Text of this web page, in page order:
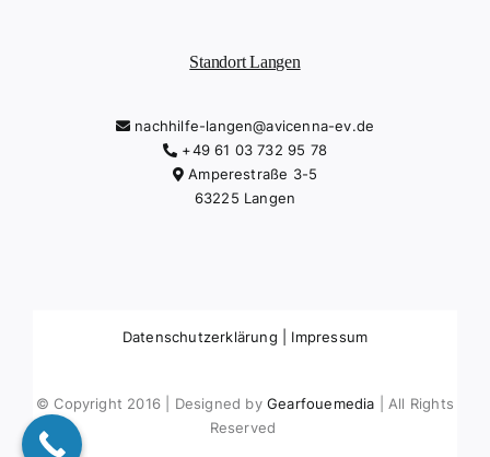
Standort Langen
nachhilfe-langen@avicenna-ev.de
+49 61 03 732 95 78
Amperestraße 3-5
63225 Langen
Datenschutzerklärung Impressum
© Copyright 2016 | Designed by Gearfouemedia | All Rights
Reserved